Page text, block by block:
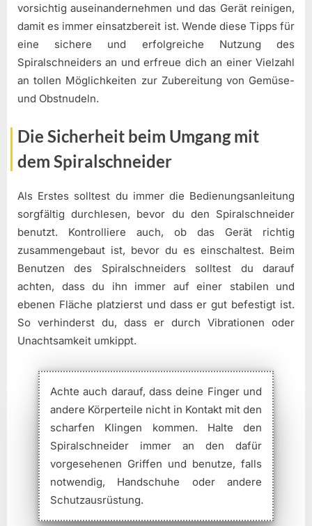
vorsichtig auseinandernehmen und das Gerät reinigen,
damit es immer einsatzbereit ist. Wende diese Tipps für
eine sichere und erfolgreiche Nutzung des
Spiralschneiders an und erfreue dich an einer Vielzahl
an tollen Möglichkeiten zur Zubereitung von Gemüse-
und Obstnudeln.
Die Sicherheit beim Umgang mit
dem Spiralschneider
Als Erstes solltest du immer die Bedienungsanleitung
sorgfältig durchlesen, bevor du den Spiralschneider
benutzt. Kontrolliere auch, ob das Gerät richtig
zusammengebaut ist, bevor du es einschaltest. Beim
Benutzen des Spiralschneiders solltest du darauf
achten, dass du ihn immer auf einer stabilen und
ebenen Fläche platzierst und dass er gut befestigt ist.
So verhinderst du, dass er durch Vibrationen oder
Unachtsamkeit umkippt.
Achte auch darauf, dass deine Finger und
andere Körperteile nicht in Kontakt mit den
scharfen Klingen kommen. Halte den
Spiralschneider immer an den dafür
vorgesehenen Griffen und benutze, falls
notwendig, Handschuhe oder andere
Schutzausrüstung.